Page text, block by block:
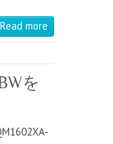
Read more
を